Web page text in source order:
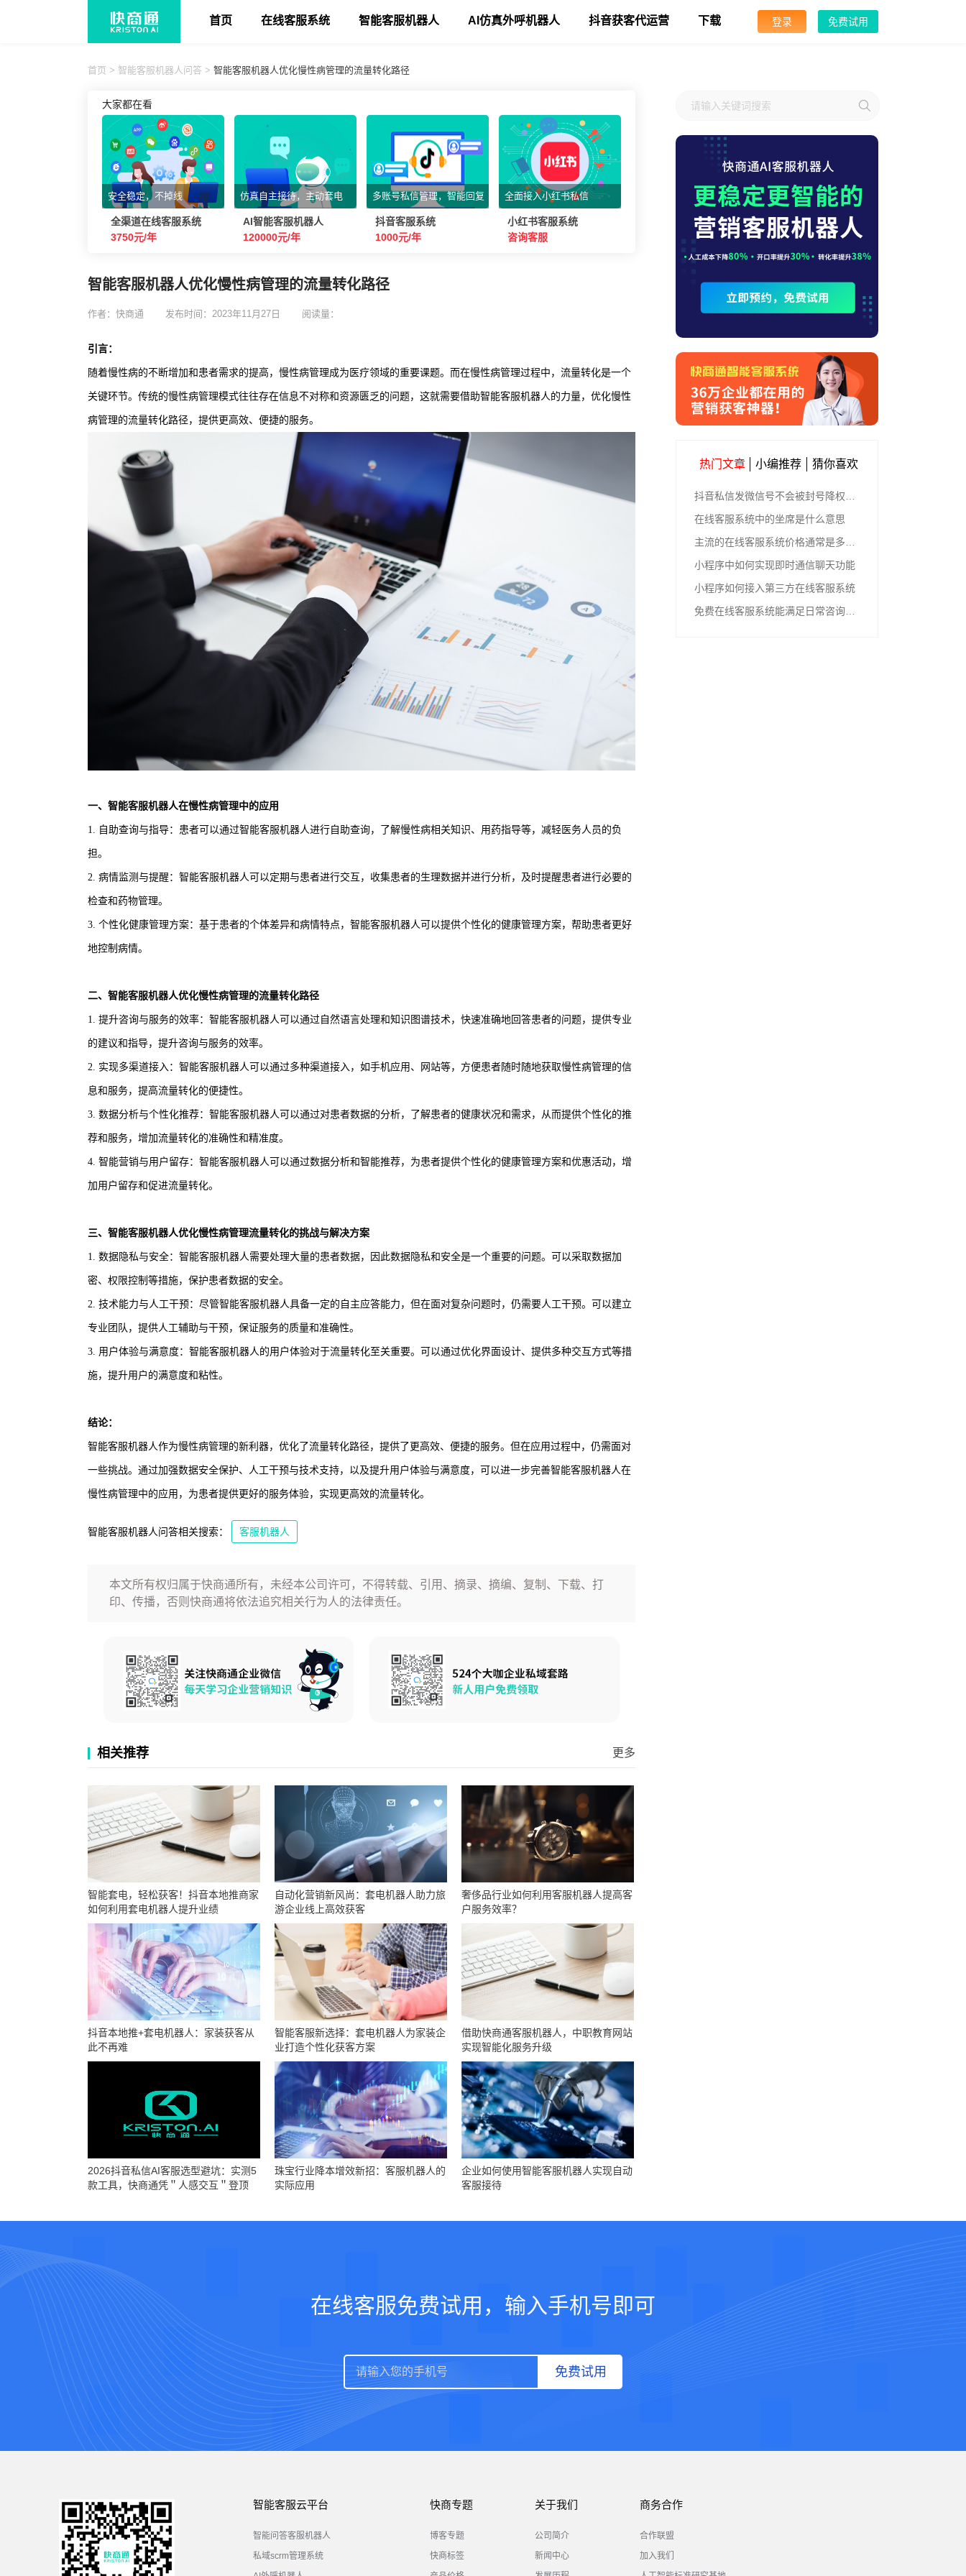
首页 在线客服系统 智能客服机器人 AI仿真外呼机器人 抖音获客代运营 下载 登录 免费试用
首页 > 智能客服机器人问答 > 智能客服机器人优化慢性病管理的流量转化路径
大家都在看
安全稳定，不掉线
全渠道在线客服系统
3750元/年
仿真自主接待，主动套电
AI智能客服机器人
120000元/年
多账号私信管理，智能回复
抖音客服系统
1000元/年
全面接入小红书私信
小红书客服系统
咨询客服
智能客服机器人优化慢性病管理的流量转化路径
作者：快商通 发布时间：2023年11月27日 阅读量：
引言：
随着慢性病的不断增加和患者需求的提高，慢性病管理成为医疗领域的重要课题。而在慢性病管理过程中，流量转化是一个
关键环节。传统的慢性病管理模式往往存在信息不对称和资源匮乏的问题，这就需要借助智能客服机器人的力量，优化慢性
病管理的流量转化路径，提供更高效、便捷的服务。
一、智能客服机器人在慢性病管理中的应用
1. 自助查询与指导：患者可以通过智能客服机器人进行自助查询，了解慢性病相关知识、用药指导等，减轻医务人员的负
担。
2. 病情监测与提醒：智能客服机器人可以定期与患者进行交互，收集患者的生理数据并进行分析，及时提醒患者进行必要的
检查和药物管理。
3. 个性化健康管理方案：基于患者的个体差异和病情特点，智能客服机器人可以提供个性化的健康管理方案，帮助患者更好
地控制病情。
二、智能客服机器人优化慢性病管理的流量转化路径
1. 提升咨询与服务的效率：智能客服机器人可以通过自然语言处理和知识图谱技术，快速准确地回答患者的问题，提供专业
的建议和指导，提升咨询与服务的效率。
2. 实现多渠道接入：智能客服机器人可以通过多种渠道接入，如手机应用、网站等，方便患者随时随地获取慢性病管理的信
息和服务，提高流量转化的便捷性。
3. 数据分析与个性化推荐：智能客服机器人可以通过对患者数据的分析，了解患者的健康状况和需求，从而提供个性化的推
荐和服务，增加流量转化的准确性和精准度。
4. 智能营销与用户留存：智能客服机器人可以通过数据分析和智能推荐，为患者提供个性化的健康管理方案和优惠活动，增
加用户留存和促进流量转化。
三、智能客服机器人优化慢性病管理流量转化的挑战与解决方案
1. 数据隐私与安全：智能客服机器人需要处理大量的患者数据，因此数据隐私和安全是一个重要的问题。可以采取数据加
密、权限控制等措施，保护患者数据的安全。
2. 技术能力与人工干预：尽管智能客服机器人具备一定的自主应答能力，但在面对复杂问题时，仍需要人工干预。可以建立
专业团队，提供人工辅助与干预，保证服务的质量和准确性。
3. 用户体验与满意度：智能客服机器人的用户体验对于流量转化至关重要。可以通过优化界面设计、提供多种交互方式等措
施，提升用户的满意度和粘性。
结论：
智能客服机器人作为慢性病管理的新利器，优化了流量转化路径，提供了更高效、便捷的服务。但在应用过程中，仍需面对
一些挑战。通过加强数据安全保护、人工干预与技术支持，以及提升用户体验与满意度，可以进一步完善智能客服机器人在
慢性病管理中的应用，为患者提供更好的服务体验，实现更高效的流量转化。
智能客服机器人问答相关搜索： 客服机器人
本文所有权归属于快商通所有，未经本公司许可，不得转载、引用、摘录、摘编、复制、下载、打
印、传播，否则快商通将依法追究相关行为人的法律责任。
相关推荐 更多
智能套电，轻松获客！抖音本地推商家
如何利用套电机器人提升业绩
自动化营销新风尚：套电机器人助力旅
游企业线上高效获客
奢侈品行业如何利用客服机器人提高客
户服务效率？
抖音本地推+套电机器人：家装获客从
此不再难
智能客服新选择：套电机器人为家装企
业打造个性化获客方案
借助快商通客服机器人，中职教育网站
实现智能化服务升级
2026抖音私信AI客服选型避坑：实测5
款工具，快商通凭＂人感交互＂登顶
珠宝行业降本增效新招：客服机器人的
实际应用
企业如何使用智能客服机器人实现自动
客服接待
热门文章 小编推荐 猜你喜欢
在线客服系统中的坐席是什么意思
小程序中如何实现即时通信聊天功能
小程序如何接入第三方在线客服系统
在线客服免费试用，输入手机号即可
免费试用
智能客服云平台
智能问答客服机器人
私域scrm管理系统
快商专题
博客专题
快商标签
关于我们
公司简介
新闻中心
商务合作
合作联盟
加入我们